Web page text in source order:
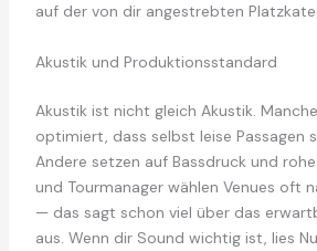
auf der von dir angestrebten
Akustik und Produktionsstandard
Akustik ist nicht gleich Akustik.
optimiert, dass selbst leise Passagen
Andere setzen auf Bassdruck und
und Tourmanager wählen Venues oft
— das sagt schon viel über das
aus. Wenn dir Sound wichtig ist, lies